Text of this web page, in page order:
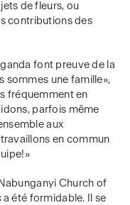
de fleurs, ou
contributions des
font preuve de la
sommes une famille»,
fréquemment en
parfois même
aux
en commun
Church of
a été formidable. Il se